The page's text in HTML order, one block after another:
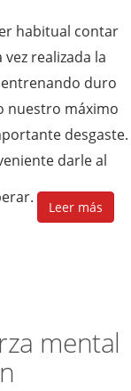
habitual contar
realizada la
duro
nuestro máximo
desgaste.
darle al
Leer más
mental